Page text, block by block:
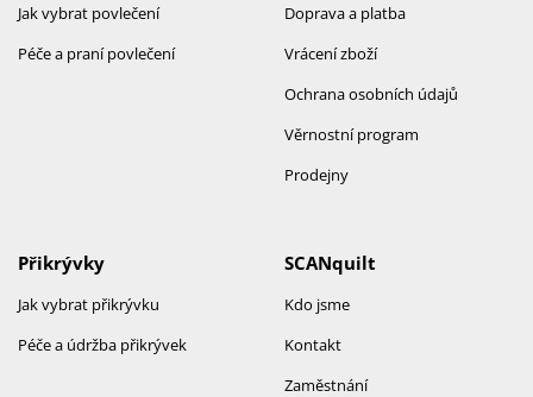
Jak vybrat povlečení
Péče a praní povlečení
Doprava a platba
Vrácení zboží
Ochrana osobních údajů
Věrnostní program
Prodejny
SCANquilt
Kdo jsme
Kontakt
Zaměstnání
Přikrývky
Jak vybrat přikrývku
Péče a údržba přikrývek